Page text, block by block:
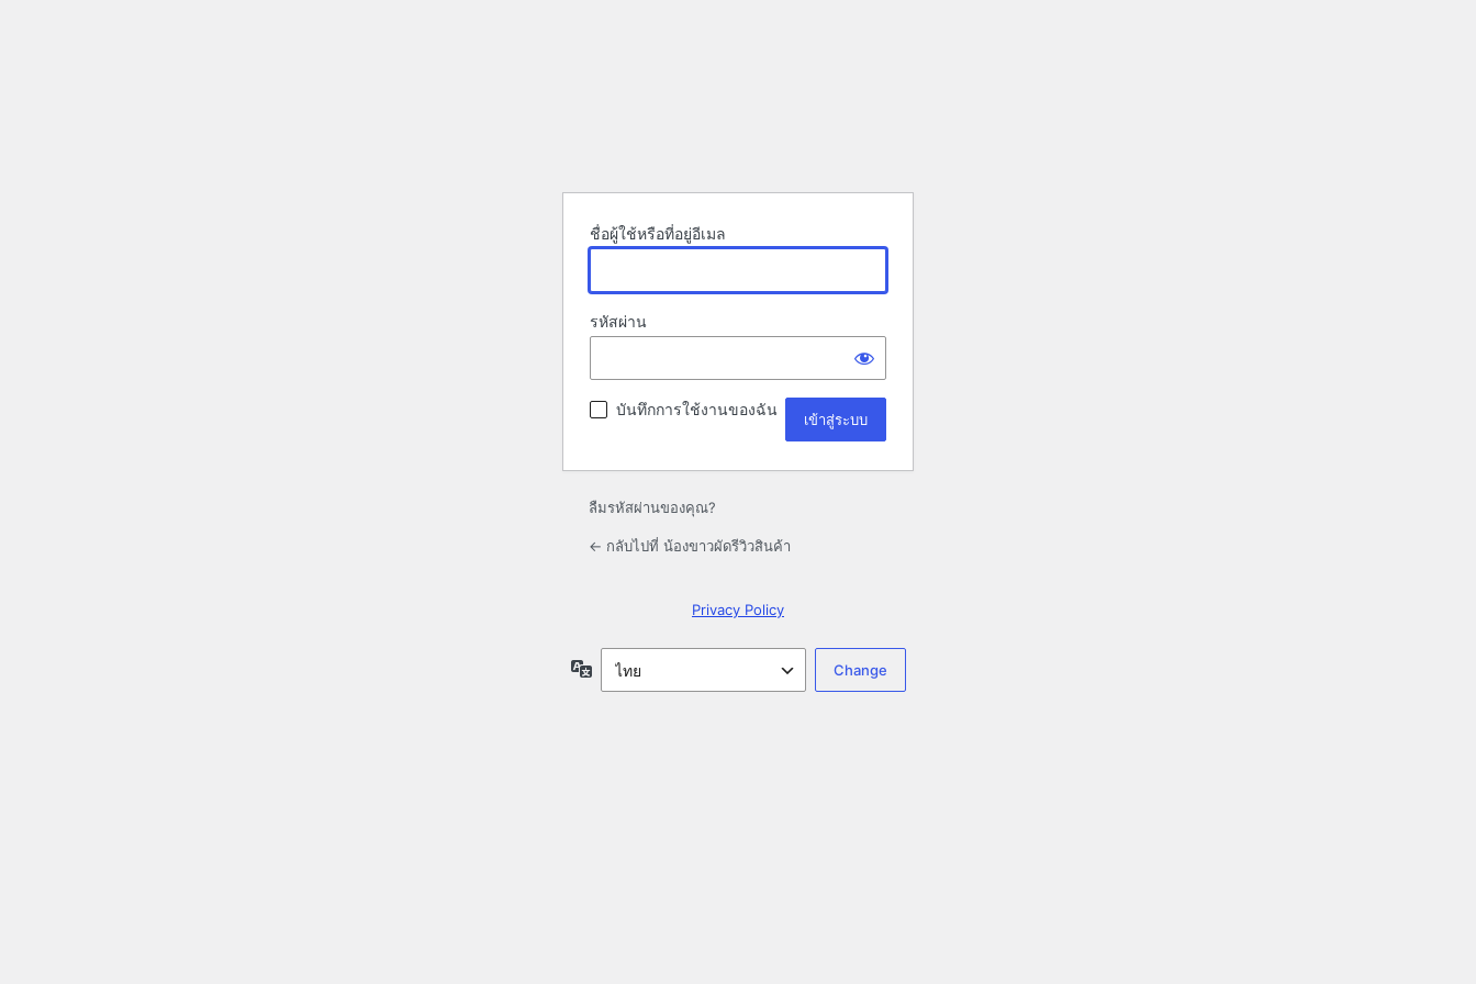
ชื่อผู้ใช้หรือที่อยู่อีเมล
รหัสผ่าน
บันทึกการใช้งานของฉัน
ลืมรหัสผ่านของคุณ?
← กลับไปที่ น้องขาวผัดรีวิวสินค้า
Privacy Policy
ภาษา